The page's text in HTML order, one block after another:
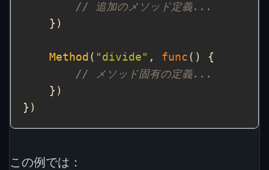
// 追加のメソッド定義...
Method ( "divide" , func
// メソッド固有の定義...
この例では：